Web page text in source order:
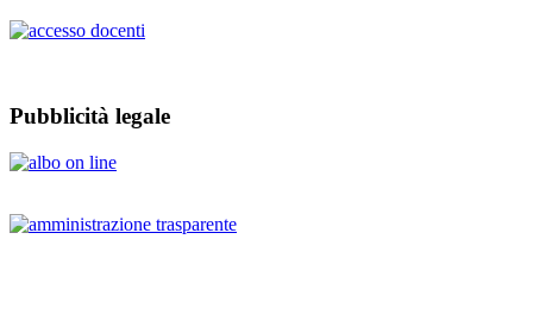
Pubblicità legale